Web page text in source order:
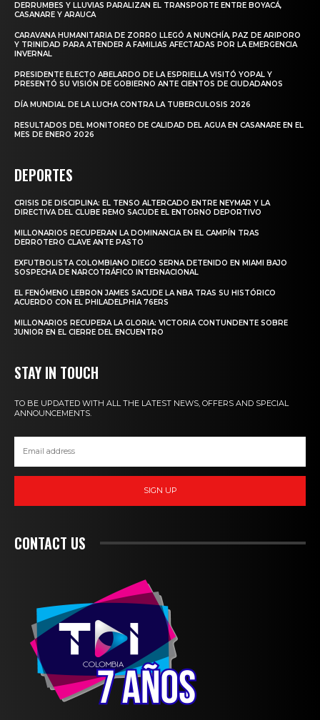
DERRUMBES Y LLUVIAS PARALIZAN EL TRANSPORTE ENTRE BOYACÁ,
CASANARE Y ARAUCA
CARAVANA HUMANITARIA DE ZORRO LLEGÓ A NUNCHÍA, PAZ DE ARIPORO
Y TRINIDAD PARA ATENDER A FAMILIAS AFECTADAS POR LA EMERGENCIA
INVERNAL
PRESIDENTE ELECTO ABELARDO DE LA ESPRIELLA VISITÓ YOPAL Y
PRESENTÓ SU VISIÓN DE GOBIERNO ANTE CIENTOS DE CIUDADANOS
DÍA MUNDIAL DE LA LUCHA CONTRA LA TUBERCULOSIS 2026
RESULTADOS DEL MONITOREO DE CALIDAD DEL AGUA EN CASANARE EN EL
MES DE ENERO 2026
DEPORTES
CRISIS DE DISCIPLINA: EL TENSO ALTERCADO ENTRE NEYMAR Y LA
DIRECTIVA DEL CLUBE REMO SACUDE EL ENTORNO DEPORTIVO
MILLONARIOS RECUPERAN LA DOMINANCIA EN EL CAMPÍN TRAS
DERROTERO CLAVE ANTE PASTO
EXFUTBOLISTA COLOMBIANO DIEGO SERNA DETENIDO EN MIAMI BAJO
SOSPECHA DE NARCOTRÁFICO INTERNACIONAL
EL FENÓMENO LEBRON JAMES SACUDE LA NBA TRAS SU HISTÓRICO
ACUERDO CON EL PHILADELPHIA 76ERS
MILLONARIOS RECUPERA LA GLORIA: VICTORIA CONTUNDENTE SOBRE
JUNIOR EN EL CIERRE DEL ENCUENTRO
STAY IN TOUCH
TO BE UPDATED WITH ALL THE LATEST NEWS, OFFERS AND SPECIAL
ANNOUNCEMENTS.
SIGN UP
CONTACT US